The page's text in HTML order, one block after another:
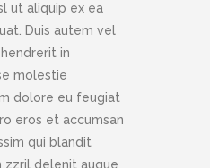
ut aliquip ex ea
Duis autem vel
in
molestie
dolore eu feugiat
eros et accumsan
qui blandit
delenit augue